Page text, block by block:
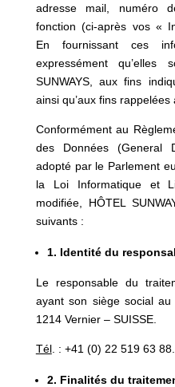
adresse mail, numéro
fonction (ci-après vos «
En fournissant ces
expressément qu’elles
SUNWAYS, aux fins
ainsi qu’aux fins
Conformément au
des Données (General
adopté par le Parlement
la Loi Informatique et
modifiée, HÔTEL
suivants :
1. Identité du
Le responsable du
ayant son siège social
1214 Vernier – SUISSE.
Tél. : +41 (0) 22 519 63 88.
2. Finalités du